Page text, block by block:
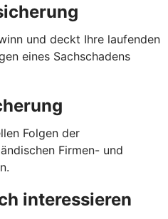
und deckt Ihre laufenden
eines Sachschadens
Folgen der
Firmen- und
interessieren